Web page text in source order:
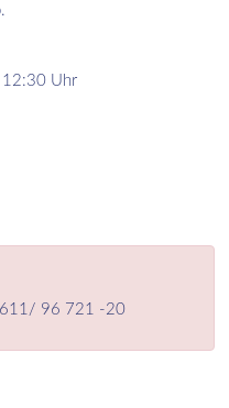
Uhr
96 721 -20